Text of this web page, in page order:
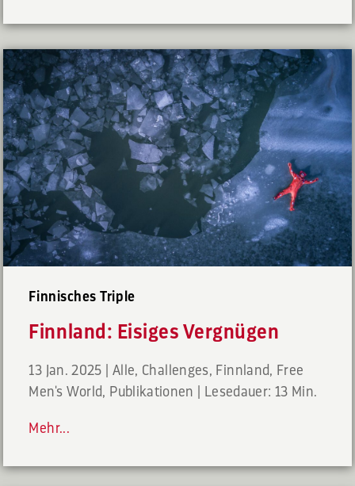
Finnisches Triple
Finnland: Eisiges Vergnügen
13 Jan. 2025 Alle, Challenges, Finnland, Free
Men's World, Publikationen Lesedauer: 13 Min.
Mehr...